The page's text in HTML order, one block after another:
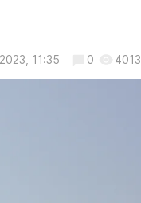
11:35 0 4013